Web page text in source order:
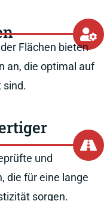
Flächen bieten
an, die optimal auf
sind.
und
die für eine lange
sorgen.